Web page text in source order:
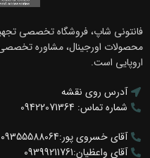
فانتونی شاپ، فروشگاه تخصصی
محصولات اورجینال، مشاوره
اروپایی است.
آدرس روی نقشه
شماره تماس: 09422071364
آقای خسروی پور:09355588064
آقای واعظیان:09399211761